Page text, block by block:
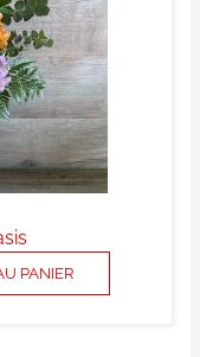
PANIER